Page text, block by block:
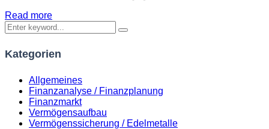
Read more
Kategorien
Allgemeines
Finanzanalyse / Finanzplanung
Finanzmarkt
Vermögensaufbau
Vermögenssicherung / Edelmetalle